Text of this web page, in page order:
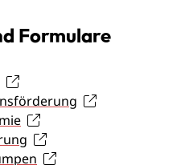
Formulare